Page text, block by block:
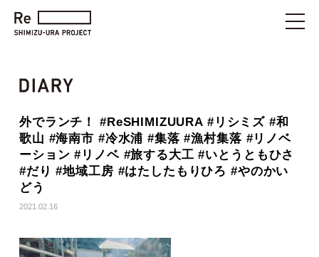
外でランチ！ #ReSHIMIZUURA #リシミズ #和
歌山 #海南市 #冷水浦 #集落 #漁村集落 #リノベ
ーション #リノベ #旅する大工 #いとうともひさ
#だり #地域工房 #はたしたもりひろ #やのかい
どう
2021.02.16